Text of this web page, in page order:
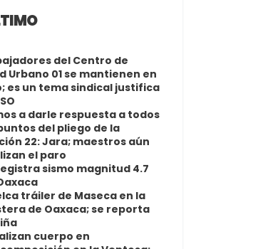
del Centro de
Urbano 01 se mantienen en
es un tema sindical justifica
a darle respuesta a todos
del pliego de la
22: Jara; maestros aún
el paro
sismo magnitud 4.7
tráiler de Maseca en la
de Oaxaca; se reporta
cuerpo en